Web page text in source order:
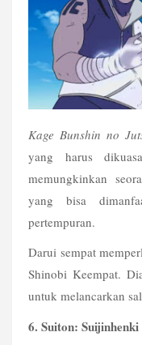
Kage Bunshin no
yang harus
memungkinkan
yang bisa
pertempuran.
Darui sempat
Shinobi Keempat.
untuk melancarkan
6. Suiton: Suijinhenki